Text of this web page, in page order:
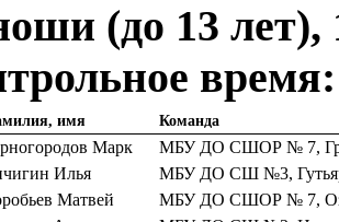
(до 13 лет),
имя Команда
Марк
МБУ ДО СШОР № 7,
Илья
МБУ ДО СШ №3,
Матвей
МБУ ДО СШОР № 7,